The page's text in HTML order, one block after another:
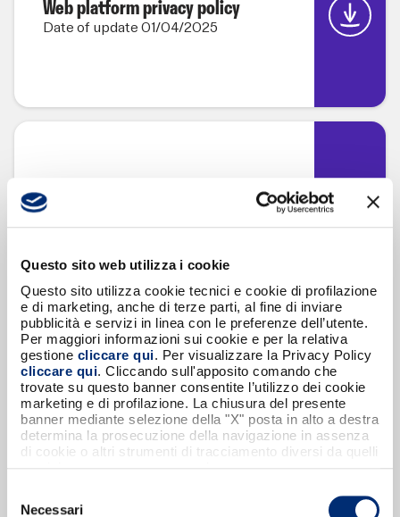
Questo sito web utilizza i cookie
Questo sito utilizza cookie tecnici e cookie di profilazione
e di marketing, anche di terze parti, al fine di inviare
pubblicità e servizi in linea con le preferenze dell’utente.
Per maggiori informazioni sui cookie e per la relativa
gestione cliccare qui. Per visualizzare la Privacy Policy
cliccare qui. Cliccando sull'apposito comando che
trovate su questo banner consentite l’utilizzo dei cookie
marketing e di profilazione. La chiusura del presente
banner mediante selezione della "X" posta in alto a destra
determina la prosecuzione della navigazione in assenza
di cookie o altri strumenti di tracciamento diversi da quelli
delNecessari
Web platform privacy policy
Date of update 01/04/2025
WB platform user manual
Date of update 01/04/2025
Piattaforma Whistleblowing
Data di aggiornamento 11/12/2023